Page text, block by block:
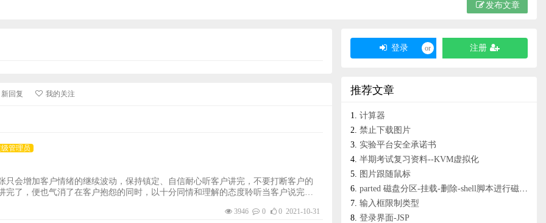
发布文章
新回复 我的关注
管理员
只会增加客户情绪的继续波动，保持镇定、自信耐心听客户讲完，不要打断客户的
完了，便也气消了在客户抱怨的同时，以十分同情和理解的态度聆听当客户说完之
阐述，客户自己就会知道他不对的地方，但你也不要明摆的指出来，伤害客户的自
3946 0 0 2021-10-31
登录 注册
or
推荐文章
计算器
禁止下载图片
实验平台安全承诺书
半期考试复习资料--KVM虚拟化
图片跟随鼠标
parted 磁盘分区-挂载-删除-shell脚本进行磁盘分区
输入框限制类型
登录界面-JSP